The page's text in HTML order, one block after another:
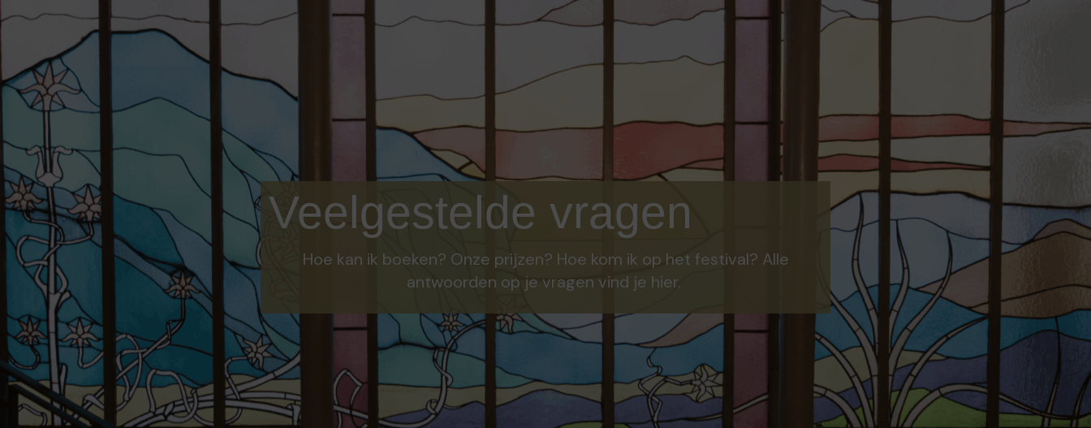
Veelgestelde vragen
Hoe kan ik boeken? Onze prijzen? Hoe kom ik op het festival? Alle
antwoorden op je vragen vind je hier.